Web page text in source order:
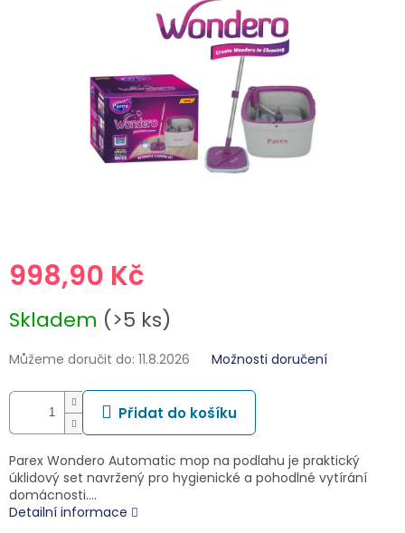
hvězdiček.
998,90 Kč
cena:
Skladem (>5 ks)
Můžeme doručit do: 11.8.2026 Možnosti doručení
Přidat do košíku
Parex Wondero Automatic mop na podlahu je praktický
úklidový set navržený pro hygienické a pohodlné vytírání
domácnosti.…
Detailní informace